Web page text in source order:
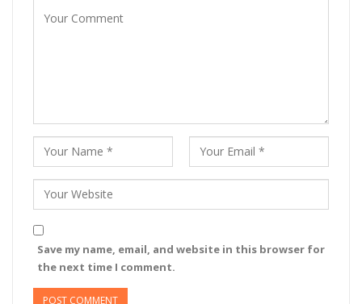
Save my name, email, and website in this browser for
the next time I comment.